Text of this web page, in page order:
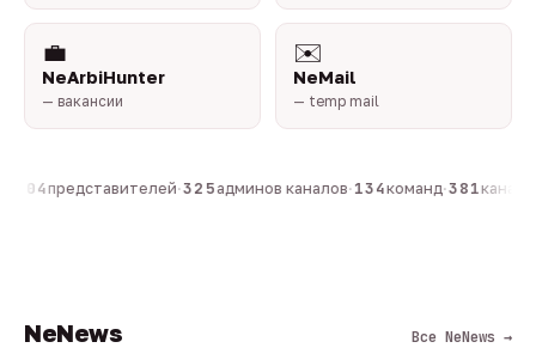
💼
NeArbiHunter
— вакансии
✉️
NeMail
— temp mail
804представителей·325 админов каналов·134команд·381
NeNews Все NeNews →